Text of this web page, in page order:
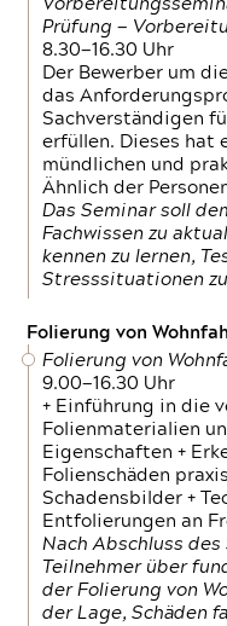
Prüfung —
8.30—16.30 Uhr
Der Bewerber um
das
Sachverständigen
erfüllen. Dieses hat
mündlichen und
Ähnlich der
Das Seminar soll
Fachwissen zu
kennen zu lernen,
Stresssituationen
Folierung von
Folierung von
9.00—16.30 Uhr
+ Einführung in die
Folienmaterialien
Eigenschaften +
Folienschäden
Schadensbilder +
Entfolierungen an
Nach Abschluss
Teilnehmer über
der Folierung von
der Lage, Schäden